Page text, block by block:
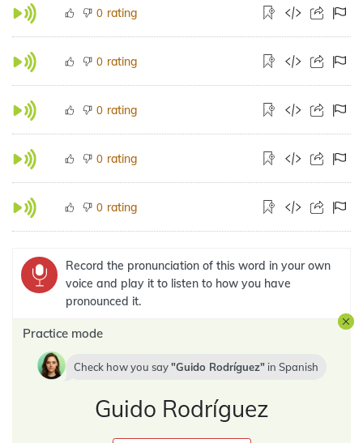
0 rating
0 rating
0 rating
0 rating
0 rating
Record the pronunciation of this word in your own
voice and play it to listen to how you have
pronounced it.
Practice mode
Check how you say Guido Rodríguez in Spanish
Guido Rodríguez